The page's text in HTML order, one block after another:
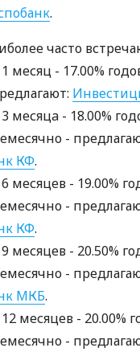
.
часто
месяц - 17.00%
месяцa - 18.00%
-
КФ.
месяцев - 19.00%
-
КФ.
месяцев - 20.50%
-
МКБ.
месяцев - 20.00%
-